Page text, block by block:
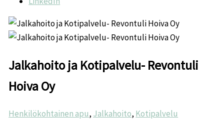
Jalkahoito ja Kotipalvelu- Revontuli
Hoiva Oy
Henkilökohtainen apu, Jalkahoito, Kotipalvelu